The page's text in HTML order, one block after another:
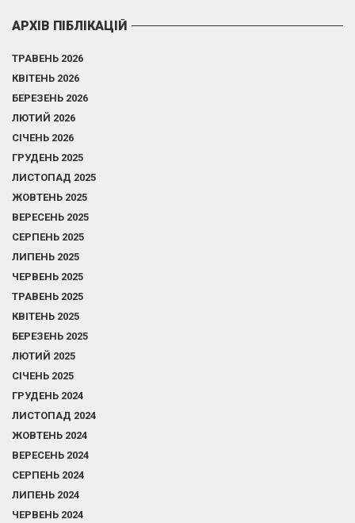
АРХІВ ПІБЛІКАЦІЙ
ТРАВЕНЬ 2026
КВІТЕНЬ 2026
БЕРЕЗЕНЬ 2026
ЛЮТИЙ 2026
СІЧЕНЬ 2026
ГРУДЕНЬ 2025
ЛИСТОПАД 2025
ЖОВТЕНЬ 2025
ВЕРЕСЕНЬ 2025
СЕРПЕНЬ 2025
ЛИПЕНЬ 2025
ЧЕРВЕНЬ 2025
ТРАВЕНЬ 2025
КВІТЕНЬ 2025
БЕРЕЗЕНЬ 2025
ЛЮТИЙ 2025
СІЧЕНЬ 2025
ГРУДЕНЬ 2024
ЛИСТОПАД 2024
ЖОВТЕНЬ 2024
ВЕРЕСЕНЬ 2024
СЕРПЕНЬ 2024
ЛИПЕНЬ 2024
ЧЕРВЕНЬ 2024